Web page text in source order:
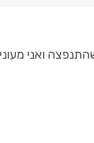
ואני